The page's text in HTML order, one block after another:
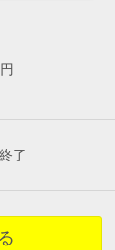
円
終了